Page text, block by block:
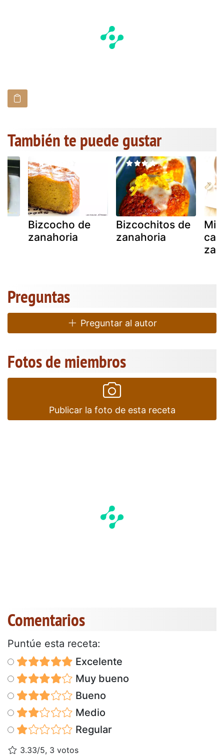
También te puede gustar
Bizcocho de
zanahoria
Bizcochitos de
zanahoria
Preguntas
Preguntar al autor
Fotos de miembros
Publicar la foto de esta receta
Comentarios
Puntúe esta receta:
Excelente
Muy bueno
Bueno
Medio
Regular
3.33/5, 3 votos